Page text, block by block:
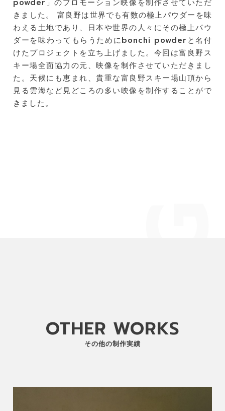
powder」のプロモーション映像を制作させていただ
きました。 富良野は世界でも有数の極上パウダーを味
わえる土地であり、日本や世界の人々にその極上パウ
ダーを味わってもらうためにbonchi powderと名付
けたプロジェクトを立ち上げました。今回は富良野ス
キー場全面協力の元、映像を制作させていただきまし
た。天候にも恵まれ、貴重な富良野スキー場山頂から
見る雲海など見どころの多い映像を制作することがで
きました。
OTHER WORKS
その他の制作実績